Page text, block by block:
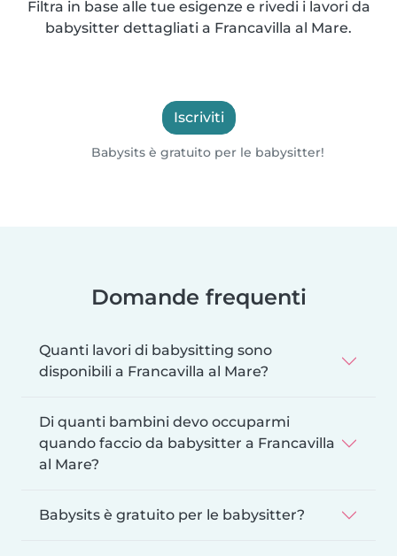
Filtra in base alle tue esigenze e rivedi i lavori da
babysitter dettagliati a Francavilla al Mare.
Iscriviti
Babysits è gratuito per le babysitter!
Domande frequenti
Quanti lavori di babysitting sono
disponibili a Francavilla al Mare?
Di quanti bambini devo occuparmi
quando faccio da babysitter a Francavilla
al Mare?
Babysits è gratuito per le babysitter?